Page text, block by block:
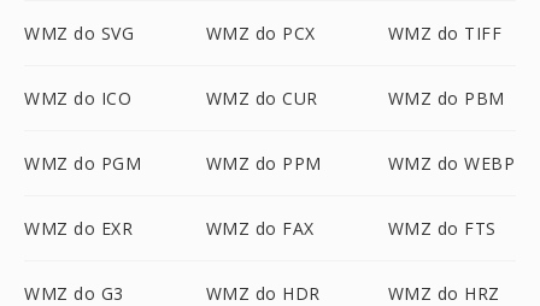
WMZ do SVG WMZ do PCX WMZ do TIFF
WMZ do ICO WMZ do CUR WMZ do PBM
WMZ do PGM WMZ do PPM WMZ do WEBP
WMZ do EXR WMZ do FAX WMZ do FTS
WMZ do G3 WMZ do HDR WMZ do HRZ